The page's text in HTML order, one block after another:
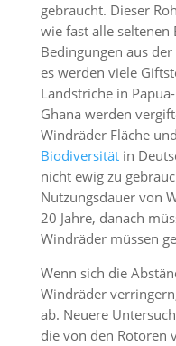
gebraucht. Dieser
wie fast alle seltenen
Bedingungen aus
es werden viele
Landstriche in
Ghana werden
Windräder Fläche
Biodiversitätin
nicht ewig zu
Nutzungsdauer von
20 Jahre, danach
Windräder müssen
Wenn sich die
Windräder
ab. Neuere
die von den Rotoren